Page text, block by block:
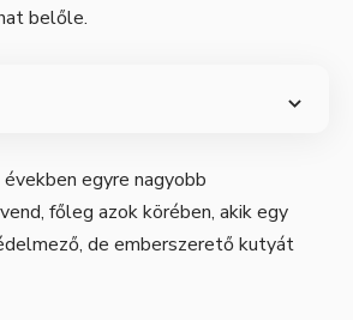
belőle.
egyre nagyobb
főleg azok körében, akik egy
de emberszerető kutyát